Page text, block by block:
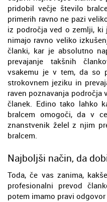
pridobil večje število
primerih ravno ne pazi
iz področja ved o zemlji, ki
nimajo ravno veliko
članki, kar je absolutno
prevajanje takšnih
vsakemu je v tem, da so
strokovnem jeziku in
raven poznavanja področja
članek. Edino tako lahko
bralcem omogoči, da v
znanstvenik želel z njim
bralcem.
Najboljši način, da
Toda, če vas zanima,
profesionalni prevod
potem imamo pravi